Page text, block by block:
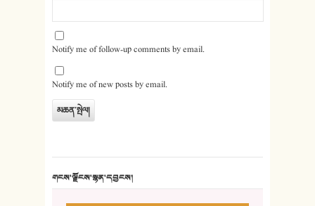
Notify me of follow-up comments by email.
Notify me of new posts by email.
གངས་ལྗོངས་སྙན་དབྱངས།